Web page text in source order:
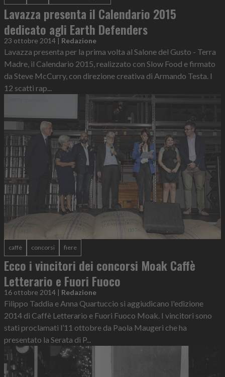
Lavazza presenta il Calendario 2015
dedicato agli Earth Defenders
23 ottobre 2014 | Redazione
Lavazza presenta per la prima volta al Salone del Gusto - Terra
Madre, il Calendario 2015, realizzato con Slow Food e firmato
da Steve McCurry, con direzione creativa di Armando Testa. I
12 scatti rap...
caffè concorsi fiere
Ecco i vincitori dei concorsi Moak Caffè
Letterario e Fuori Fuoco
16 ottobre 2014 | Redazione
Filippo Taddia e Anna Quartuccio si aggiudicano l'edizione
2014 di Caffè Letterario e Fuori Fuoco Moak. I vincitori sono
stati proclamati l’11 ottobre da Paola Maugeri che ha
presentato la Serata di P...